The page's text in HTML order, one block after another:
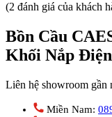
(2 đánh giá của khách
Bồn Cầu
Khối Nắp
Liên hệ showroom gần
Miền Nam: